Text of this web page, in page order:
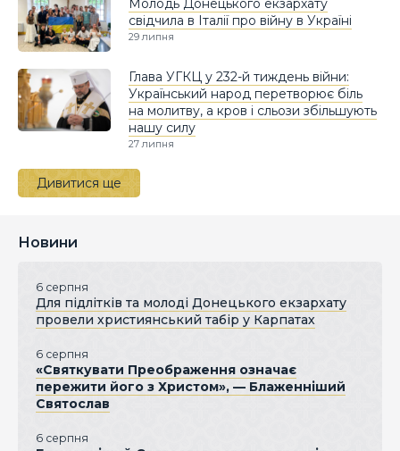
Молодь Донецького екзархату
свідчила в Італії про війну в Україні
29 липня
Глава УГКЦ у 232-й тиждень війни:
Український народ перетворює біль
на молитву, а кров і сльози збільшують
нашу силу
27 липня
Дивитися ще
Новини
6 серпня
Для підлітків та молоді Донецького екзархату
провели християнський табір у Карпатах
6 серпня
«Святкувати Преображення означає
пережити його з Христом», — Блаженніший
Святослав
6 серпня